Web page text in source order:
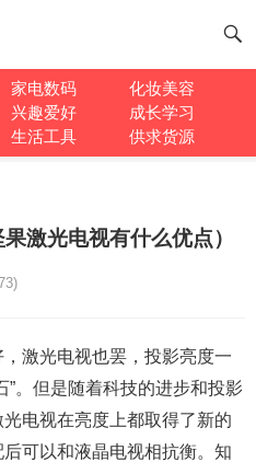
家电数码
化妆美容
兴趣爱好
成长学习
生活工具 供求货源
激光电视有什么优点）
激光电视也罢，投影亮度一
”。但是随着科技的进步和投影
电视在亮度上都取得了新的
可以和液晶电视相抗衡。知